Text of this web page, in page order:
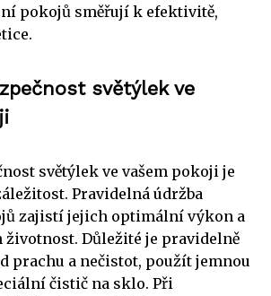
pokojů směřují k efektivitě,
světýlek ve
světýlek ve vašem pokoji je
Pravidelná údržba
zajistí jejich optimální výkon a
Důležité je pravidelně
prachu a nečistot, použít jemnou
čistič na sklo. Při